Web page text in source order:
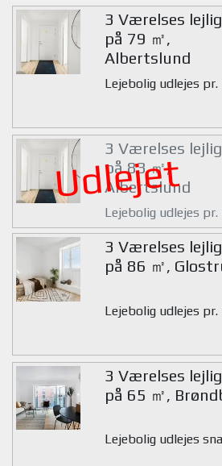
3 Værelses
på 79 ㎡,
Albertslund
Lejebolig udlejes
Udlejet
3 Værelses
på 83 ㎡,
Albertslund
Lejebolig udlejes
3 Værelses
på 86 ㎡,
Lejebolig udlejes
3 Værelses
på 65 ㎡,
Lejebolig udlejes